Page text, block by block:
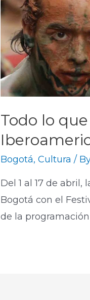
Todo lo
Bogotá,Cultura /
Del 1 al 17 de
Bogotá con el
de la